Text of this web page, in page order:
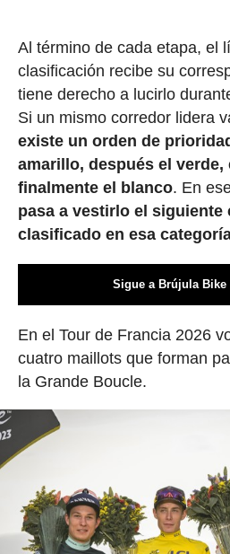
Al término de cada etapa, el
clasificación recibe su
tiene derecho a lucirlo
Si un mismo corredor lidera
existe un orden de
amarillo, después el verde,
finalmente el blanco. En
pasa a vestirlo el siguiente
clasificado en esa
Sigue a Brújula Bike
En el Tour de Francia 2026
cuatro maillots que forman
la Grande Boucle.